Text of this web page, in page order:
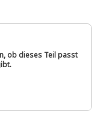
ob dieses Teil passt